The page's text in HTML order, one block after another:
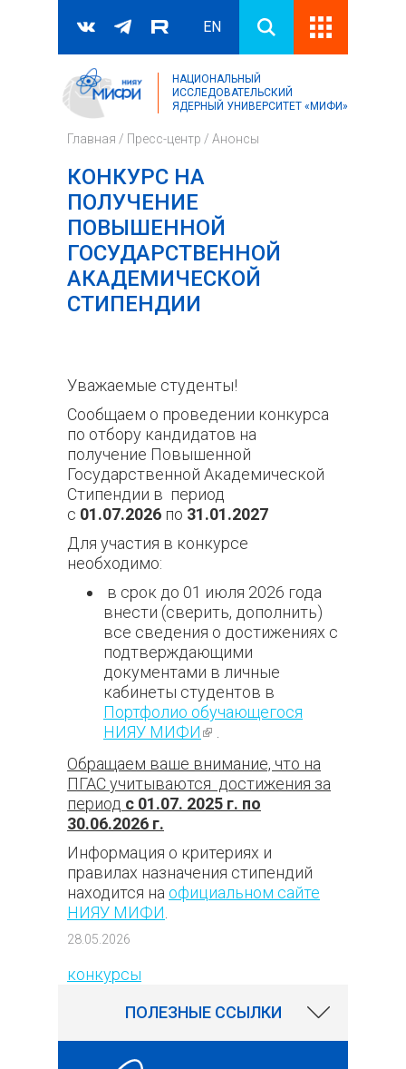
Форма поиска
Поиск
EN
НАЦИОНАЛЬНЫЙ
ИССЛЕДОВАТЕЛЬСКИЙ
ЯДЕРНЫЙ УНИВЕРСИТЕТ «МИФИ»
Главная / Пресс-центр / Анонсы
КОНКУРС НА
ПОЛУЧЕНИЕ
ПОВЫШЕННОЙ
ГОСУДАРСТВЕННОЙ
АКАДЕМИЧЕСКОЙ
СТИПЕНДИИ
Уважаемые студенты!
Сообщаем о проведении конкурса
по отбору кандидатов на
получение Повышенной
Государственной Академической
Стипендии в период
с 01.07.2026 по 31.01.2027
Для участия в конкурсе
необходимо:
в срок до 01 июля 2026 года
внести (сверить, дополнить)
все сведения о достижениях с
подтверждающими
документами в личные
кабинеты студентов в
Портфолио обучающегося
НИЯУ МИФИ(внешняя ссылка)
Обращаем ваше внимание, что на
ПГАС учитываются достижения за
период с 01.07. 2025 г. по
30.06.2026 г.
Информация о критериях и
правилах назначения стипендий
находится на официальном сайте
НИЯУ МИФИ
28.05.2026
конкурсы
ПОЛЕЗНЫЕ ССЫЛКИ